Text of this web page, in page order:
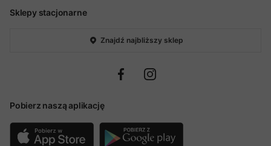
Sklepy stacjonarne
Znajdź najbliższy sklep
Pobierz naszą aplikację